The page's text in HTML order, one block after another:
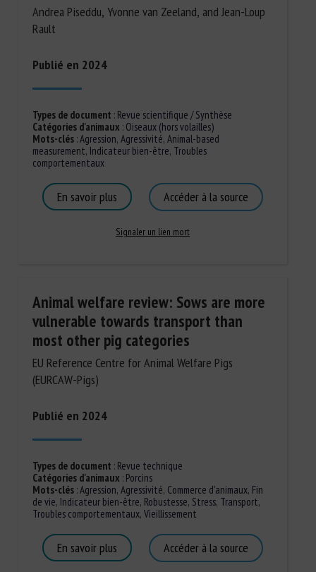
Andrea Piseddu, Yvonne van Zeeland, and Jean-Loup
Rault
Publié en 2024
Types de document : Revue scientifique / Synthèse
Catégories d'animaux : Oiseaux (hors volailles)
Mots-clés:Agression, Agressivité, Animal-based
measurement, Indicateur bien-être, Troubles
comportementaux
En savoir plus Accéder à la source
Signaler un lien mort
Animal welfare review: Sows are more
vulnerable towards transport than
most other pig categories
EU Reference Centre for Animal Welfare Pigs
(EURCAW-Pigs)
Publié en 2024
Types de document : Revue technique
Catégories d'animaux : Porcins
Mots-clés:Agression, Agressivité, Commerce d'animaux, Fin
de vie, Indicateur bien-être, Robustesse, Stress, Transport,
Troubles comportementaux, Vieillissement
En savoir plus Accéder à la source